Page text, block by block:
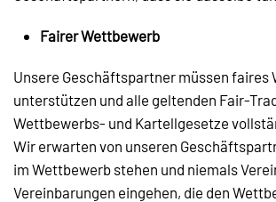
Fairer Wettbewerb
Unsere Geschäftspartner müssen faires
unterstützen und alle geltenden Fair-
Wettbewerbs- und Kartellgesetze
Wir erwarten von unseren
im Wettbewerb stehen und niemals
Vereinbarungen eingehen, die den